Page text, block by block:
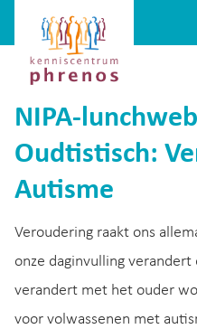
Kenniscentrum
Phrenos
website
NIPA-
Oudtistisch:
Autisme
Veroudering raakt ons
onze daginvulling
verandert met het ouder
voor volwassenen met